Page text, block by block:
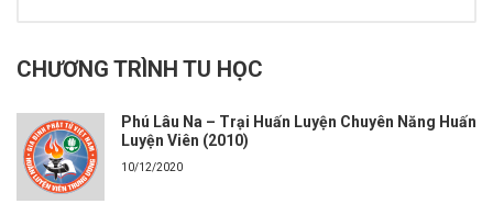
CHƯƠNG TRÌNH TU HỌC
Phú Lâu Na – Trại Huấn Luyện Chuyên Năng Huấn
Luyện Viên (2010)
10/12/2020